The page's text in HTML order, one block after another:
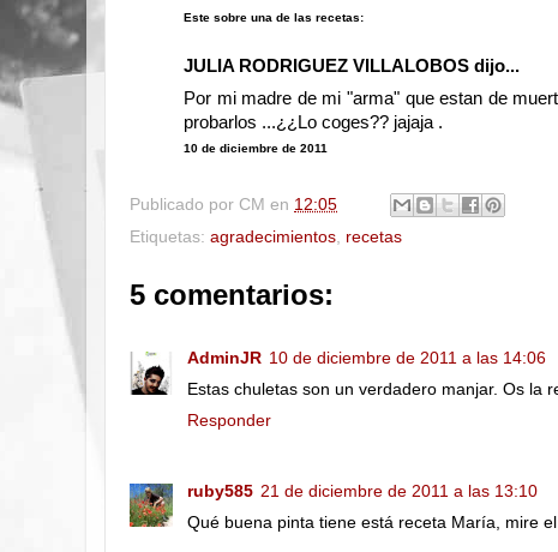
Este sobre una de las recetas:
JULIA RODRIGUEZ VILLALOBOS dijo...
Por mi madre de mi "arma" que estan de
probarlos ...¿¿Lo coges?? jajaja .
10 de diciembre de 2011
Publicado por CM en 12:05
Etiquetas: agradecimientos, recetas
5 comentarios:
AdminJR 10 de diciembre de 2011 a las 14:06
Estas chuletas son un verdadero manjar. Os la
Responder
ruby585 21 de diciembre de 2011 a las 13:10
Qué buena pinta tiene está receta María, mire